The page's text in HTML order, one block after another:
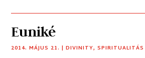
Euniké
2014. MÁJUS 21. |DIVINITY,SPIRITUALITÁS